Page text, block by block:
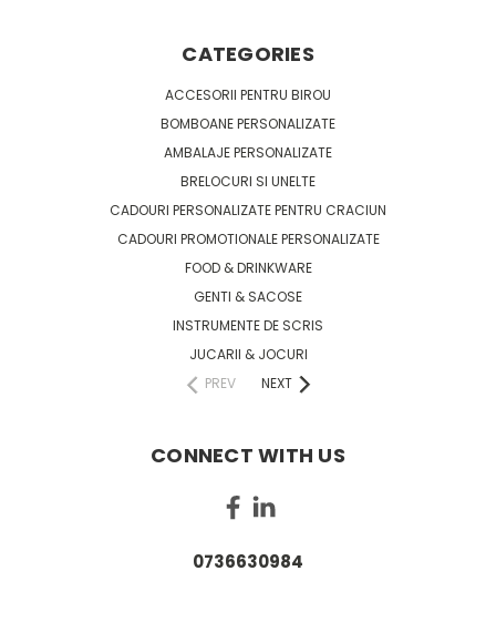
CATEGORIES
ACCESORII PENTRU BIROU
BOMBOANE PERSONALIZATE
AMBALAJE PERSONALIZATE
BRELOCURI SI UNELTE
CADOURI PERSONALIZATE PENTRU CRACIUN
CADOURI PROMOTIONALE PERSONALIZATE
FOOD & DRINKWARE
GENTI & SACOSE
INSTRUMENTE DE SCRIS
JUCARII & JOCURI
PREV
NEXT
CONNECT WITH US
0736630984